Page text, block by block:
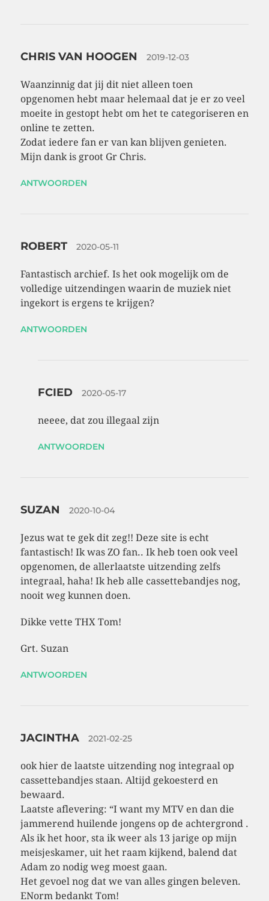
CHRIS VAN HOOGEN 2019-12-03
Waanzinnig dat jij dit niet alleen toen
opgenomen hebt maar helemaal dat je er zo veel
moeite in gestopt hebt om het te categoriseren en
online te zetten.
Zodat iedere fan er van kan blijven genieten.
Mijn dank is groot Gr Chris.
ANTWOORDEN
ROBERT 2020-05-11
Fantastisch archief. Is het ook mogelijk om de
volledige uitzendingen waarin de muziek niet
ingekort is ergens te krijgen?
ANTWOORDEN
FCIED 2020-05-17
neeee, dat zou illegaal zijn
ANTWOORDEN
SUZAN 2020-10-04
Jezus wat te gek dit zeg!! Deze site is echt
fantastisch! Ik was ZO fan.. Ik heb toen ook veel
opgenomen, de allerlaatste uitzending zelfs
integraal, haha! Ik heb alle cassettebandjes nog,
nooit weg kunnen doen.
Dikke vette THX Tom!
Grt. Suzan
ANTWOORDEN
JACINTHA 2021-02-25
ook hier de laatste uitzending nog integraal op
cassettebandjes staan. Altijd gekoesterd en
bewaard.
Laatste aflevering: “I want my MTV en dan die
jammerend huilende jongens op de achtergrond .
Als ik het hoor, sta ik weer als 13 jarige op mijn
meisjeskamer, uit het raam kijkend, balend dat
Adam zo nodig weg moest gaan.
Het gevoel nog dat we van alles gingen beleven.
ENorm bedankt Tom!